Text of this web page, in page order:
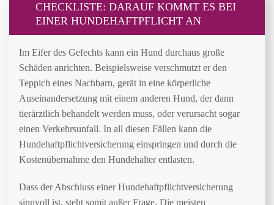
CHECKLISTE: DARAUF KOMMT ES BEI
EINER HUNDEHAFTPFLICHT AN
Im Eifer des Gefechts kann ein Hund durchaus große
Schäden anrichten. Beispielsweise verschmutzt er den
Teppich eines Nachbarn, gerät in eine körperliche
Auseinandersetzung mit einem anderen Hund, der dann
tierärztlich behandelt werden muss, oder verursacht sogar
einen Verkehrsunfall. In all diesen Fällen kann die
Hundehaftpflichtversicherung einspringen und durch die
Kostenübernahme den Hundehalter entlasten.
Dass der Abschluss einer Hundehaftpflichtversicherung
sinnvoll ist, steht somit außer Frage. Die meisten